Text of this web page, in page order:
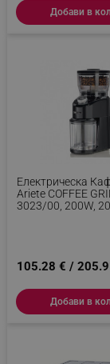
Добави в
Електрическа
Ariete COFFEE
3023/00, 200W,
105.28 € /
Добави в